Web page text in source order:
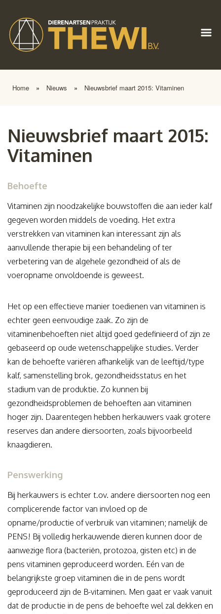
Home » Nieuws » Nieuwsbrief maart 2015: Vitaminen
Nieuwsbrief maart 2015:
Vitaminen
Behoefte
Vitaminen zijn noodzakelijke bouwstoffen die aan ieder kalf
gegeven worden middels de voeding. Het extra
verstrekken van vitaminen kan interessant zijn als
aanvullende therapie bij een behandeling of ter
verbetering van de algehele gezondheid of als de
voeropname onvoldoende is geweest.
Het op een effectieve manier toedienen van vitaminen is
echter geen eenvoudige zaak. Zo zijn de
vitaminenbehoeften niet altijd goed gedefinieerd of zijn ze
gebaseerd op oude wetenschappelijke studies. Verder
kan de behoefte variëren afhankelijk van de leeftijd/type
kalf, samenstelling brok, gezondheidsstatus en het
stadium van de produktie. Zo kunnen bij
gezondheidsproblemen de behoeften aan vitaminen
hoger zijn. Daarentegen hebben herkauwers vaak grotere
reserves dan andere diersoorten, zoals bijvoorbeeld
knaagdieren.
Penswerking
Bij herkauwers is echter t.ov. andere diersoorten nog een
complicerende factor van invloed op de
opname/productie of verbruik van vitaminen; namelijk de
PENS! Bij volledig herkauwende dieren kunnen door de
aanwezige flora (bacteriën, protozoa, gisten etc) in de
pens vitaminen geproduceerd worden. Eén van de
belangrijkste groep vitaminen die in de pens wordt
geproduceerd zijn de B-vitaminen. Men gaat er vaak vanuit
dat de productie in de pens de behoefte wel zal dekken en